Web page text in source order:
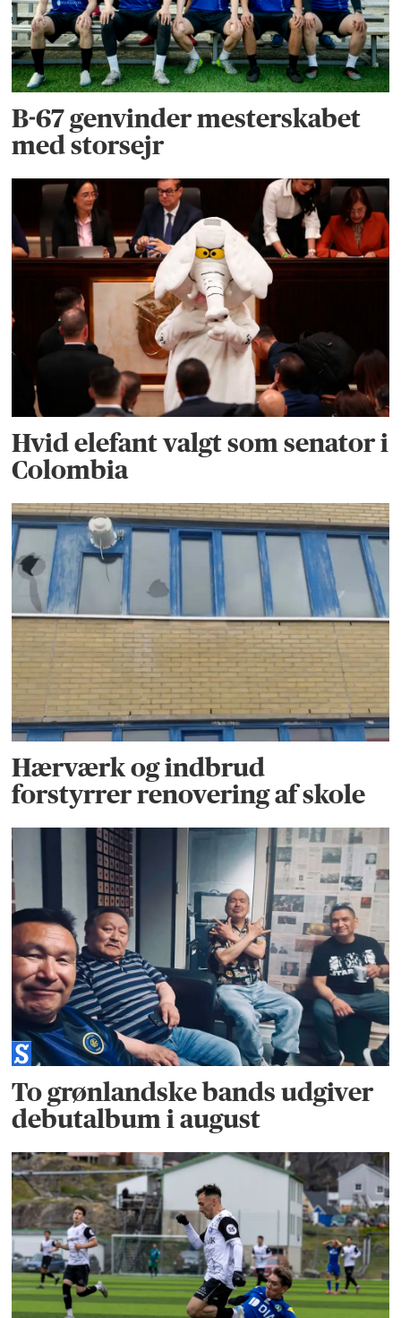
B-67 genvinder mesterskabet
med storsejr
Hvid elefant valgt som senator i
Colombia
Hærværk og indbrud
forstyrrer renovering af skole
To grønlandske bands udgiver
debutalbum i august